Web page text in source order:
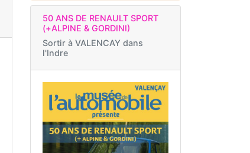
50 ANS DE RENAULT SPORT
(+ALPINE & GORDINI)
Sortir à VALENCAY dans
l'Indre